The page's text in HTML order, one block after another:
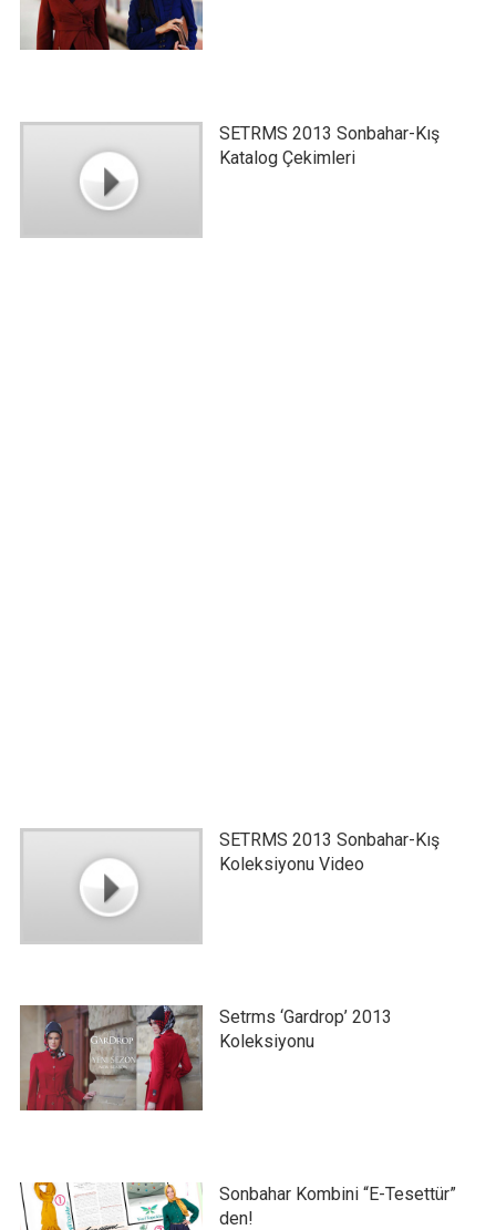
SETRMS 2013 Sonbahar-Kış
Katalog Çekimleri
SETRMS 2013 Sonbahar-Kış
Koleksiyonu Video
Setrms ‘Gardrop’ 2013
Koleksiyonu
Sonbahar Kombini “E-Tesettür”
den!